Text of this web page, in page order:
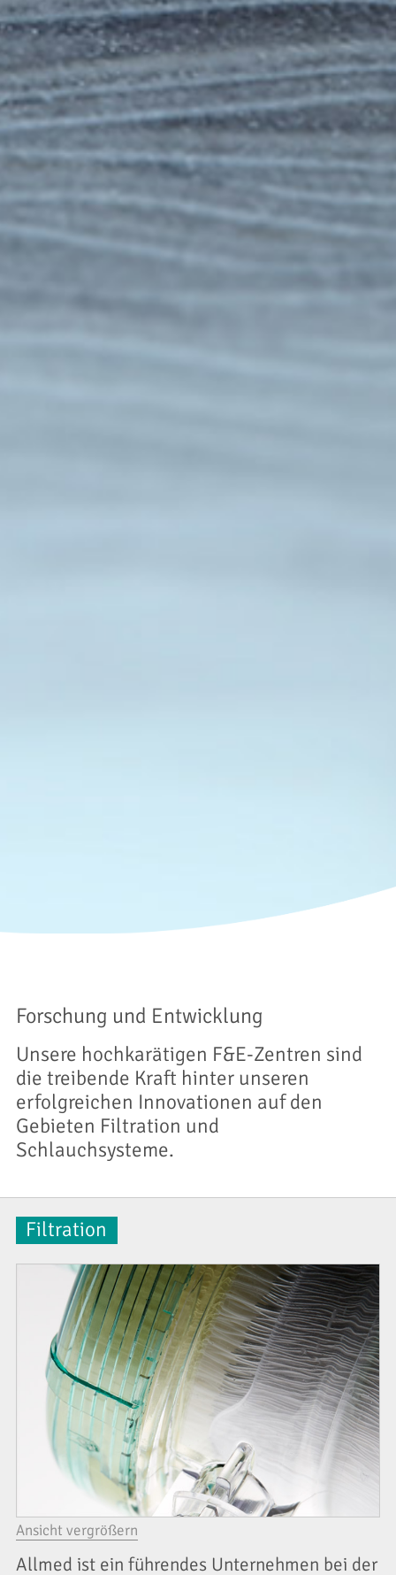
Forschung und Entwicklung
Unsere hochkarätigen F&E-Zentren sind
die treibende Kraft hinter unseren
erfolgreichen Innovationen auf den
Gebieten Filtration und
Schlauchsysteme.
Filtration
Ansicht vergrößern
Allmed ist ein führendes Unternehmen bei der